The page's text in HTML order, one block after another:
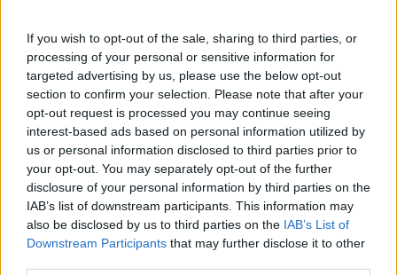
If you wish to opt-out of the sale, sharing to third parties, or
processing of your personal or sensitive information for
targeted advertising by us, please use the below opt-out
section to confirm your selection. Please note that after your
opt-out request is processed you may continue seeing
interest-based ads based on personal information utilized by
us or personal information disclosed to third parties prior to
your opt-out. You may separately opt-out of the further
disclosure of your personal information by third parties on the
IAB’s list of downstream participants. This information may
also be disclosed by us to third parties on the IAB’s List of
Downstream Participants that may further disclose it to other
​Buone Vacan(si)e!
​Il lato positivo delle cose
​Storie antiche di tempi moderni
​Quello che alle mamme non dicono
Adultescenza
Homo imbecillis
​4 anni di Blog
Quando il silenzio è aggressivo
​Il passato, questo conosciuto!
​Clima ballerino e sbalzi d’umore
La maternità
​L’uomo o l’orso?
Non hanno un amico a teatro​
​Tutta una questione di rispetto